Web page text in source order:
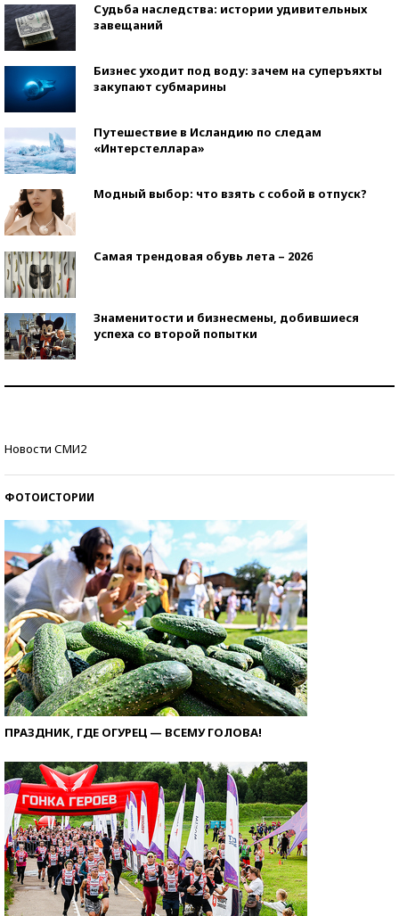
Судьба наследства: истории удивительных
завещаний
Бизнес уходит под воду: зачем на суперъяхты
закупают субмарины
Путешествие в Исландию по следам
«Интерстеллара»
Модный выбор: что взять с собой в отпуск?
Самая трендовая обувь лета – 2026
Знаменитости и бизнесмены, добившиеся
успеха со второй попытки
Новости СМИ2
ФОТОИСТОРИИ
ПРАЗДНИК, ГДЕ ОГУРЕЦ — ВСЕМУ ГОЛОВА!